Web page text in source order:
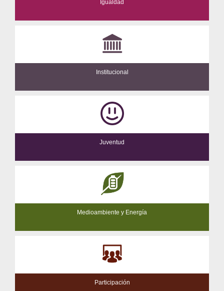
Igualdad
Institucional
Juventud
Medioambiente y Energía
Participación